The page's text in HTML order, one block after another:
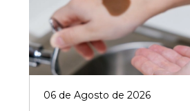
06 de Agosto de 2026